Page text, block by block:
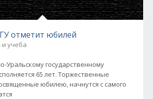
отметит юбилей
и учеба
Уральскому государственному
65 лет. Торжественные
юбилею, начнутся с самого